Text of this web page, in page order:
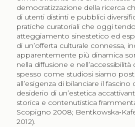
democratizzazione della ricerca
di utenti distinti e pubblici
pratiche curatoriali che oggi
atteggiamento sinestetico ed
di un’offerta culturale connessa,
apparentemente più dinamica
nella diffusione e nell’accessibilità
spesso come studiosi siamo
all’esigenza di bilanciare il fascino
desiderio di un’estetica
storica e contenutistica
Scopigno 2008;
2012).